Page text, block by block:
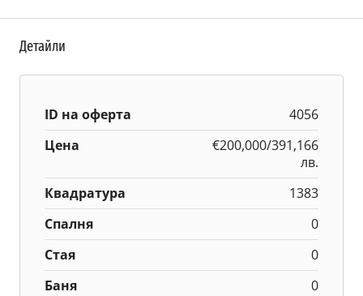
Детайли
ID на оферта
4056
Цена
€200,000/391,166
лв.
Квадратура
1383
Спалня
0
Стая
0
Баня
0